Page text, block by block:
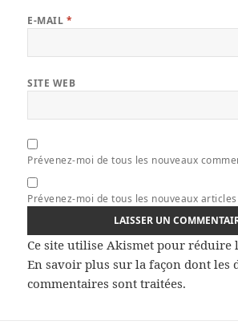
E-MAIL *
SITE WEB
Prévenez-moi de tous les nouveaux
Prévenez-moi de tous les nouveaux
Ce site utilise Akismet pour réduire
En savoir plus sur la façon dont les
commentaires sont traitées.